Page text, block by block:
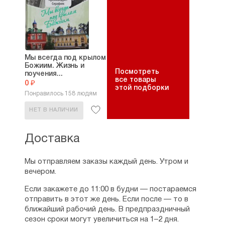
06 издании «Духовного дневника» (келейных
записок 1934/35-1968 годов) епископа Феодора
Часть первая
Часть вторая
Часть третья
IV Духовно-просветительные статьи и заметки
разных лет
Рождество Христово
Великий пост
После Воскресения Христова (Опыт изъяснения
28-й главы Евангелия от Матфея)
О монашестве
Заметки об иконах
и о Вознесении Господнем
и митрополит Вениамин (Федченков)
I. Епископ Феодор о митрополите Вениамине
1. Памяти митрополита Вениамина (Федченкова)
2. Из заметок епископа Феодора о митрополите
Мы всегда под крылом
Божиим. Жизнь и
поучения...
0 ₽
Понравилось 158 людям
НЕТ В НАЛИЧИИ
Посмотреть
все товары
этой подборки
Доставка
Мы отправляем заказы каждый день. Утром и
вечером.
Если закажете до 11:00 в будни — постараемся
отправить в этот же день. Если после — то в
ближайший рабочий день. В предпраздничный
сезон сроки могут увеличиться на 1–2 дня.